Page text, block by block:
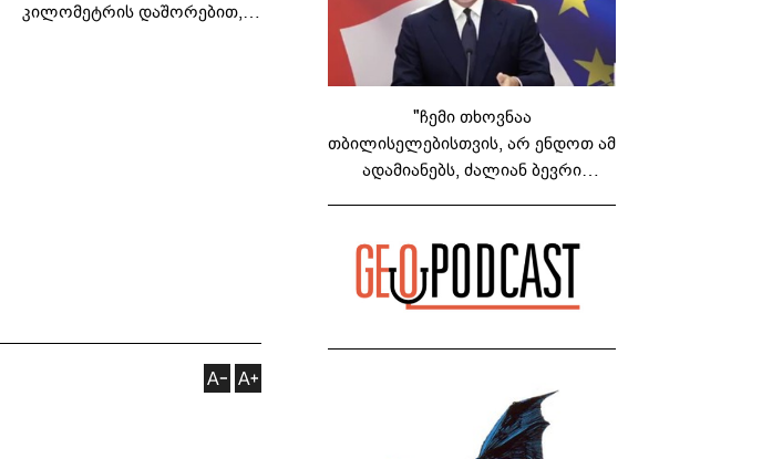
კილომეტრის დაშორებით,
"ჩემი თხოვნაა
თბილისელებისთვის, არ ენდოთ ამ
ადამიანებს, ძალიან ბევრი